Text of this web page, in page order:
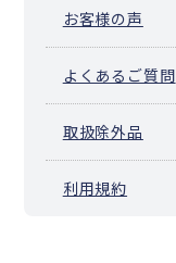
お客様の声
よくあるご質問
取扱除外品
利用規約